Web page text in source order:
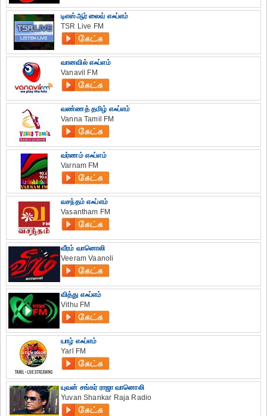
டிஎஸ்ஆர் லைவ் எஃப்எம்
TSR Live FM
வானவில் எஃப்எம்
Vanavil FM
வண்ணத் தமிழ் எஃப்எம்
Vanna Tamil FM
வர்ணம் எஃப்எம்
Varnam FM
வசந்தம் எஃப்எம்
Vasantham FM
வீரம் வானொலி
Veeram Vaanoli
வித்து எஃப்எம்
Vithu FM
யாழ் எஃப்எம்
Yarl FM
யுவன் சங்கர் ராஜா வானொலி
Yuvan Shankar Raja Radio